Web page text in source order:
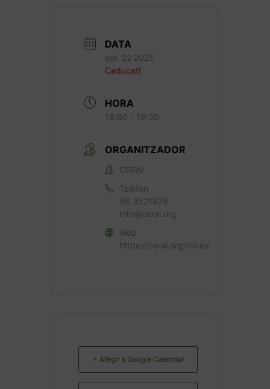
DATA
set. 22 2025
Caducat!
HORA
18:00 - 19:30
ORGANITZADOR
CERAI
Telèfon
96 3521878
info@cerai.org
Web
https://cerai.org/inicio/
+ Afegir a Google Calendar